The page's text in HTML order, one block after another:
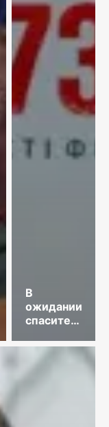
В
ожидании
спасительного